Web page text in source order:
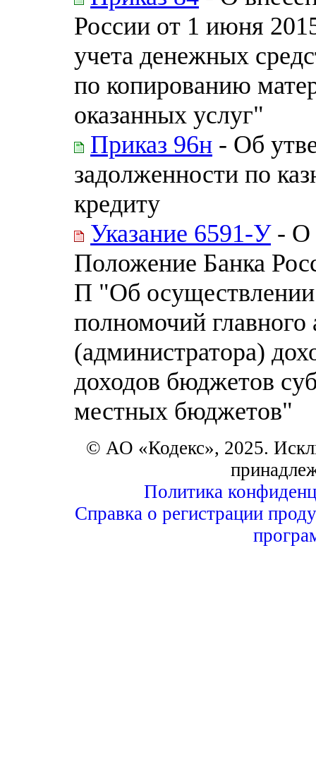
России от 1 июня
учета денежных
по копированию
оказанных услуг"
Приказ 96н - Об
задолженности по
кредиту
Указание 6591-У- О
Положение Банка
П "Об
полномочий главного
(администратора)
доходов бюджетов
местных бюджетов"
© АО «Кодекс», 2025.
Политика
Справка о регистрации